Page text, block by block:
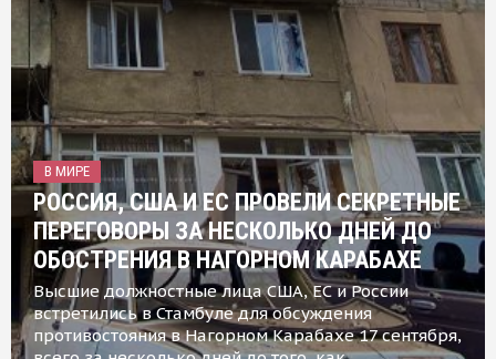
В МИРЕ
РОССИЯ, США И ЕС ПРОВЕЛИ СЕКРЕТНЫЕ
ПЕРЕГОВОРЫ ЗА НЕСКОЛЬКО ДНЕЙ ДО
ОБОСТРЕНИЯ В НАГОРНОМ КАРАБАХЕ
Высшие должностные лица США, ЕС и России
встретились в Стамбуле для обсуждения
противостояния в Нагорном Карабахе 17 сентября,